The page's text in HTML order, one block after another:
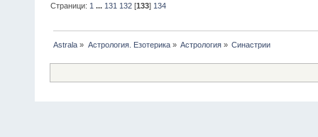
Страници: 1 ... 131 132 [133] 134
Astrala » Астрология. Езотерика» Астрология» Синастрии